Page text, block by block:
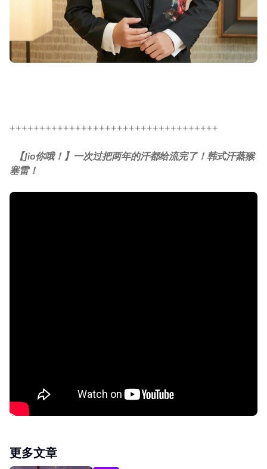
+++++++++++++++++++++++++++++++++++
【Jio你哦！】一次过把两年的汗都给流完了！韩式汗蒸猴
塞雷！
更多文章